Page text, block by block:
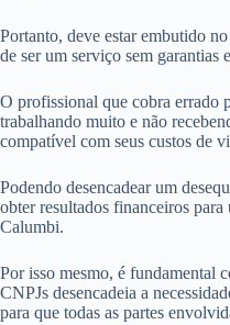
Portanto, deve estar embutido
de ser um serviço sem garantias
O profissional que cobra errado
trabalhando muito e não
compatível com seus custos de
Podendo desencadear um
obter resultados financeiros
Calumbi.
Por isso mesmo, é fundamental
CNPJs desencadeia a
para que todas as partes